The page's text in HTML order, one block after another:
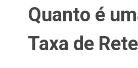
Quanto é
Taxa de